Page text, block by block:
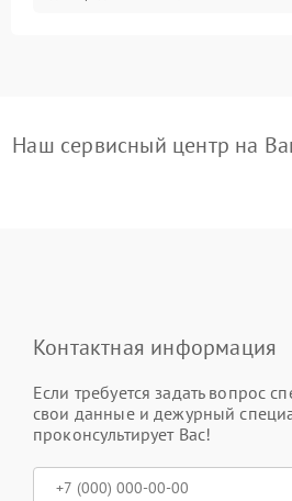
Наш сервисный центр на
Контактная информация
Если требуется задать вопрос
свои данные и дежурный
проконсультирует Вас!